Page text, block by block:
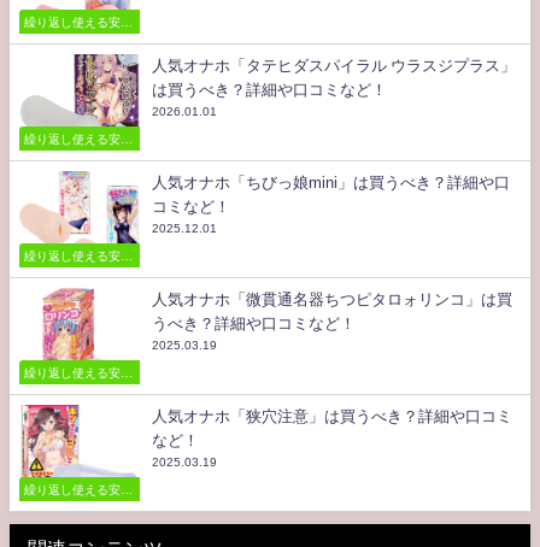
繰り返し使える安い
繰り返し使える安い
人気オナホ「タテヒダスパイラル ウラスジプラス」
は買うべき？詳細や口コミなど！
2026.01.01
繰り返し使える安い
人気オナホ「ちびっ娘mini」は買うべき？詳細や口
コミなど！
2025.12.01
繰り返し使える安い
人気オナホ「微貫通名器ちつピタロォリンコ」は買
うべき？詳細や口コミなど！
2025.03.19
繰り返し使える安い
人気オナホ「狭穴注意」は買うべき？詳細や口コミ
など！
2025.03.19